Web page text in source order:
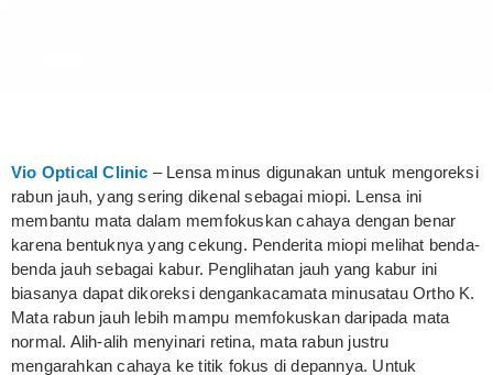
Vio Optical Clinic – Lensa minus digunakan untuk mengoreksi
rabun jauh, yang sering dikenal sebagai miopi. Lensa ini
membantu mata dalam memfokuskan cahaya dengan benar
karena bentuknya yang cekung. Penderita miopi melihat benda-
benda jauh sebagai kabur. Penglihatan jauh yang kabur ini
biasanya dapat dikoreksi dengankacamata minusatau Ortho K.
Mata rabun jauh lebih mampu memfokuskan daripada mata
normal. Alih-alih menyinari retina, mata rabun justru
mengarahkan cahaya ke titik fokus di depannya. Untuk